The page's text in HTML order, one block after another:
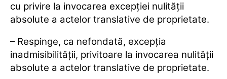
cu privire la invocarea excepţiei nulităţii
absolute a actelor translative de proprietate.
– Respinge, ca nefondată, excepţia
inadmisibilităţii, privitoare la invocarea nulităţii
absolute a actelor translative de proprietate.